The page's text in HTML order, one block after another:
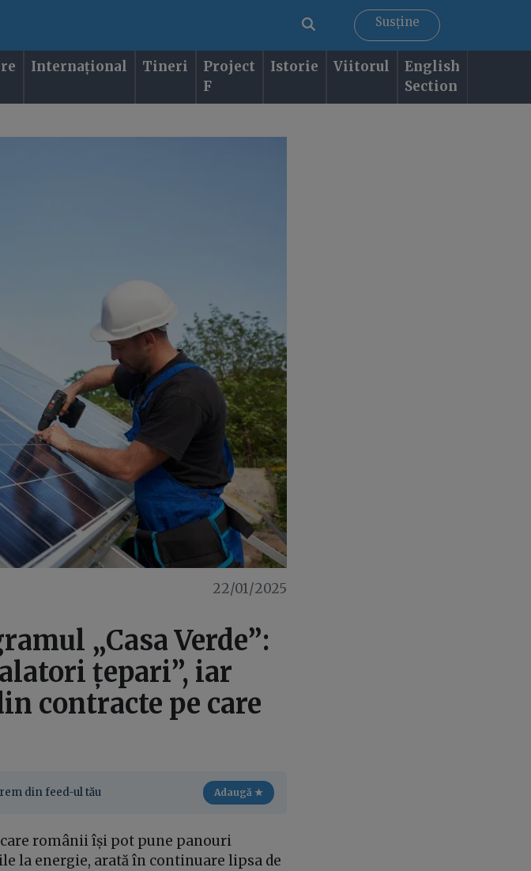
Susține
Internațional Tineri
Project
F
Istorie Viitorul
English
Section
22/01/2025
„Casa Verde”:
țepari”, iar
contracte pe care
din feed-ul tău Adaugă ★
care românii își pot pune panouri
la energie, arată în continuare lipsa de